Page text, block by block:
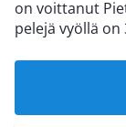
on voittanut
pelejä vyöllä on